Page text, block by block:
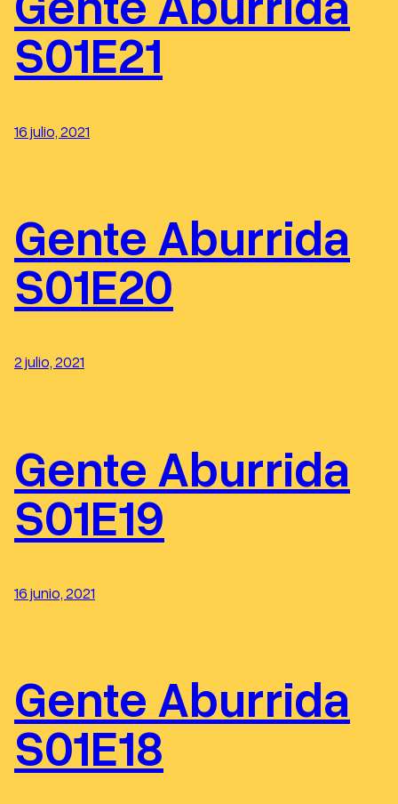
S01E21
16 julio, 2021
Gente Aburrida
S01E20
2 julio, 2021
Gente Aburrida
S01E19
16 junio, 2021
Gente Aburrida
S01E18